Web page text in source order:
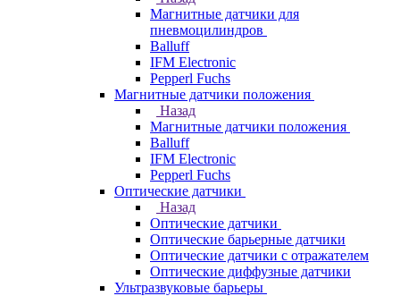
Магнитные датчики для
пневмоцилиндров
Balluff
IFM Electronic
Pepperl Fuchs
Магнитные датчики положения
Назад
Магнитные датчики положения
Balluff
IFM Electronic
Pepperl Fuchs
Оптические датчики
Назад
Оптические датчики
Оптические барьерные датчики
Оптические датчики с отражателем
Оптические диффузные датчики
Ультразвуковые барьеры